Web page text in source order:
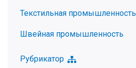
Текстильная промышленность
Швейная промышленность
Рубрикатор